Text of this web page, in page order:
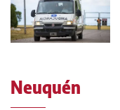
Neuquén